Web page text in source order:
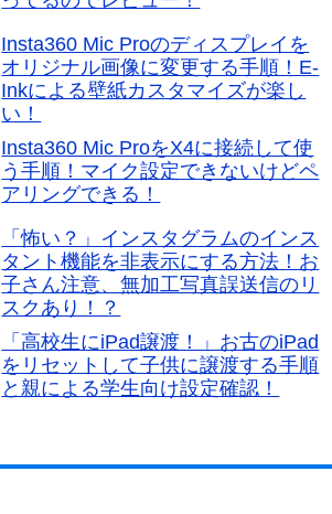
Insta360 Mic Proのディスプレイを
オリジナル画像に変更する手順！E-
Inkによる壁紙カスタマイズが楽し
い！
Insta360 Mic ProをX4に接続して使
う手順！マイク設定できないけどペ
アリングできる！
「怖い？」インスタグラムのインス
タント機能を非表示にする方法！お
子さん注意、無加工写真誤送信のリ
スクあり！？
「高校生にiPad譲渡！」お古のiPad
をリセットして子供に譲渡する手順
と親による学生向け設定確認！